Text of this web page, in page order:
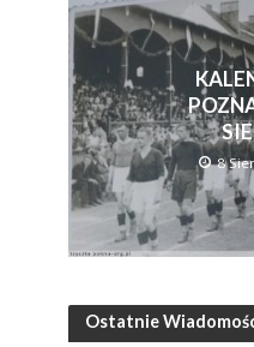
8
Ostatnie